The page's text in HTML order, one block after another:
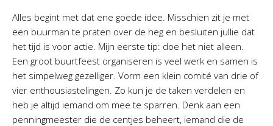
Alles begint met dat ene goede idee. Misschien zit je met
een buurman te praten over de heg en besluiten jullie dat
het tijd is voor actie. Mijn eerste tip: doe het niet alleen.
Een groot buurtfeest organiseren is veel werk en samen is
het simpelweg gezelliger. Vorm een klein comité van drie of
vier enthousiastelingen. Zo kun je de taken verdelen en
heb je altijd iemand om mee te sparren. Denk aan een
penningmeester die de centjes beheert, iemand die de